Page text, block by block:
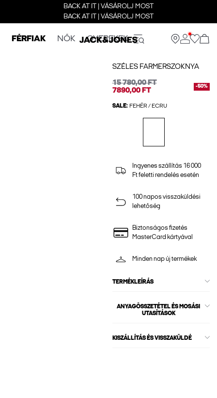
BACK AT IT | VÁSÁROLJ MOST
BACK AT IT | VÁSÁROLJ MOST
FÉRFIAK NŐK GYEREKEK
SZÉLES FARMERSZOKNYA
15 780,00 FT
7890,00 FT
-50%
SALE: FEHÉR / ECRU
Ingyenes szállítás 16 000
Ft feletti rendelés esetén
100 napos visszaküldési
lehetőség
Biztonságos fizetés
MasterCard kártyával
Minden nap új termékek
TERMÉKLEÍRÁS
ANYAGÖSSZETÉTEL ÉS MOSÁSI
UTASÍTÁSOK
KISZÁLLÍTÁS ÉS VISSZAKÜLDÉ